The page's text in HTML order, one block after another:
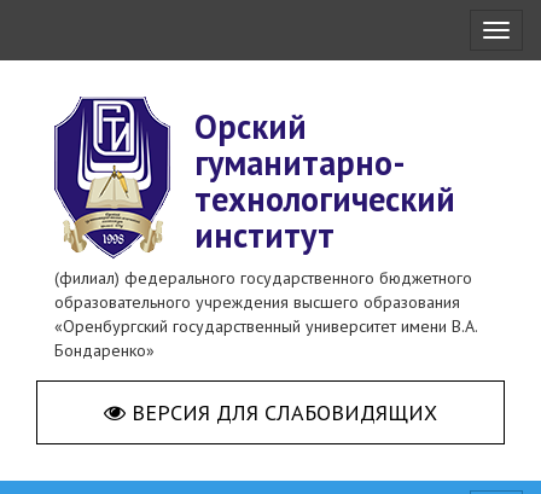
Орский
гуманитарно-
технологический
институт
(филиал) федерального государственного бюджетного
образовательного учреждения высшего образования
«Оренбургский государственный университет имени В.А.
Бондаренко»
ВЕРСИЯ ДЛЯ СЛАБОВИДЯЩИХ